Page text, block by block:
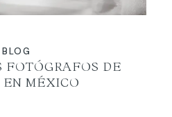
BLOG
FOTÓGRAFOS DE
EN MÉXICO